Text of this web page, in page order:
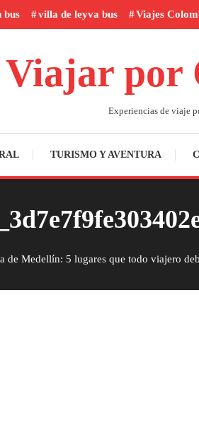
bus villa de leyva bus Viajes
Viajar por
Experiencias de viaje
TURISMO Y AVENTURA
de Medellín: 5 lugares que todo viajero